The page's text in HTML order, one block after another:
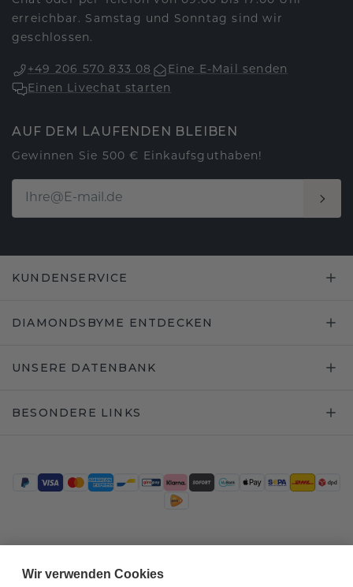
erreichbar. Samstag und Sonntag sind wir
geschlossen.
+49 206 570 833 08
Eine E-Mail senden
Einen Livechat starten
AUF DEM LAUFENDEN BLEIBEN
Gewinnen Sie 500 € Einkaufsguthaben!
KUNDENSERVICE
DIAMONDSBYME ENTDECKEN
UNSERE DATENBANK
BESONDERE LINKS
Wir verwenden Cookies